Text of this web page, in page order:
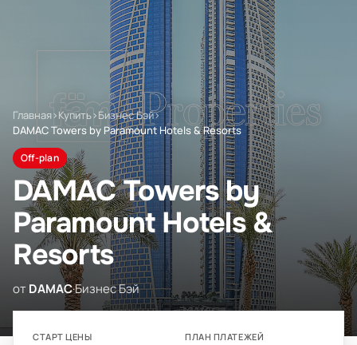
Главная›Купить›Бизнес Бэй›
DAMAC Towers by Paramount Hotels & Resorts
Off-plan
DAMAC Towers by
Paramount Hotels &
Resorts
отDAMAC·Бизнес Бэй
СТАРТ ЦЕНЫ ПЛАН ПЛАТЕЖЕЙ